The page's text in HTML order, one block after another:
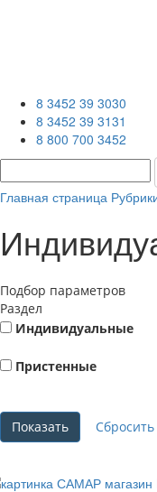
8 3452 39 3030
8 3452 39 3131
8 800 700 3452
Главная страница
Подбор параметров
Раздел
Индивидуальные
Пристенные